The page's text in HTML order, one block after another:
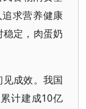
追求营养健康
定，肉蛋奶
成效。我国
计建成10亿